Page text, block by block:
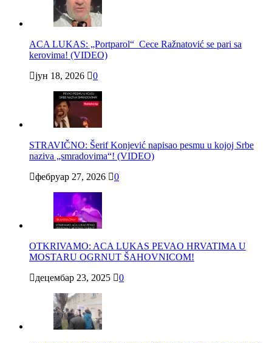
ACA LUKAS: „Portparol“ Cece Ražnatović se pari sa
kerovima! (VIDEO)
јун 18, 2026
0
STRAVIČNO: Šerif Konjević napisao pesmu u kojoj Srbe
naziva „smradovima“! (VIDEO)
фебруар 27, 2026
0
OTKRIVAMO: ACA LUKAS PEVAO HRVATIMA U
MOSTARU OGRNUT ŠAHOVNICOM!
децембар 23, 2025
0